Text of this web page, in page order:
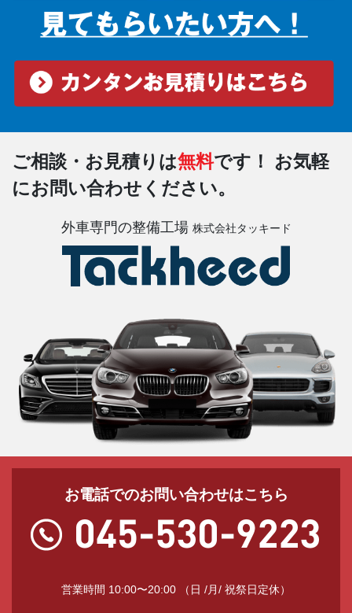
ご相談・お見積りは無料です！
お気軽
にお問い合わせください。
外車専門の整備工場 株式会社タッキード
お電話でのお問い合わせはこちら
営業時間 10:00〜20:00 （日 /月/ 祝祭日定休）